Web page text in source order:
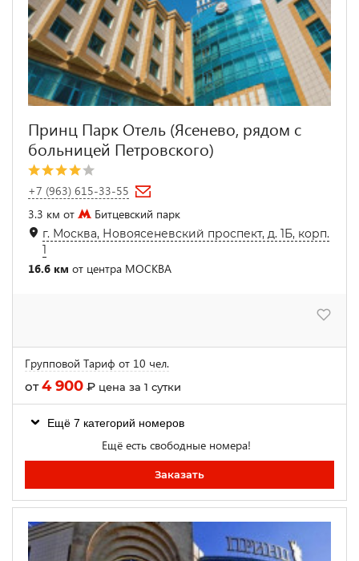
Принц Парк Отель (Ясенево, рядом с
больницей Петровского)
+7 (963) 615-33-55
3.3 км от
Битцевский парк
г. Москва, Новоясеневский проспект, д. 1Б, корп.
1
16.6 км от центра МОСКВА
Групповой Тариф от 10 чел.
от4 900 ₽ цена за 1 сутки
Ещё 7 категорий номеров
Ещё есть свободные номера!
Заказать